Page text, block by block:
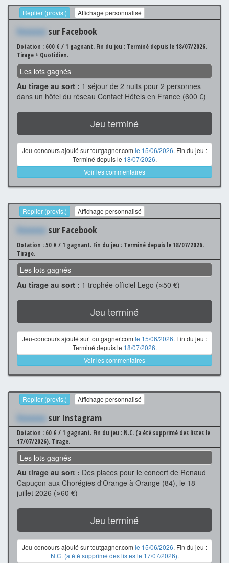
Replier (provis.) Affichage personnalisé
Xxxxxxx sur Facebook
Dotation : 600 € / 1 gagnant. Fin du jeu : Terminé depuis le 18/07/2026.
Tirage + Quotidien.
Les lots gagnés
Au tirage au sort : 1 séjour de 2 nuits pour 2 personnes
dans un hôtel du réseau Contact Hôtels en France (600 €)
Jeu terminé
Jeu-concours ajouté sur toutgagner.com le 15/06/2026. Fin du jeu :
Terminé depuis le 18/07/2026.
Voir les commentaires
Replier (provis.) Affichage personnalisé
Xxxxxxx sur Facebook
Dotation : 50 € / 1 gagnant. Fin du jeu : Terminé depuis le 18/07/2026.
Tirage.
Les lots gagnés
Au tirage au sort : 1 trophée officiel Lego (≈50 €)
Jeu terminé
Jeu-concours ajouté sur toutgagner.com le 15/06/2026. Fin du jeu :
Terminé depuis le 18/07/2026.
Voir les commentaires
Replier (provis.) Affichage personnalisé
Xxxxxxx sur Instagram
Dotation : 60 € / 1 gagnant. Fin du jeu : N.C. (a été supprimé des listes le
17/07/2026). Tirage.
Les lots gagnés
Au tirage au sort : Des places pour le concert de Renaud
Capuçon aux Chorégies d'Orange à Orange (84), le 18
juillet 2026 (≈60 €)
Jeu terminé
Jeu-concours ajouté sur toutgagner.com le 15/06/2026. Fin du jeu :
N.C. (a été supprimé des listes le 17/07/2026).